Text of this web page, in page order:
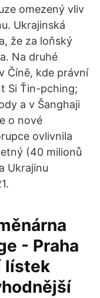
omezený vliv
Ukrajinská
že za loňský
Na druhé
Číně, kde právní
Si Ťin-pching;
a v Šanghaji
o nové
ovlivnila
(40 milionů
Ukrajinu
- Praha
lístek